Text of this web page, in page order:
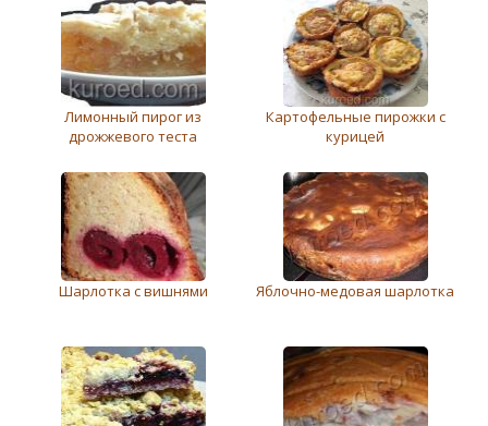
Лимонный пирог из
дрожжевого теста
Картофельные пирожки с
курицей
Шарлотка с вишнями Яблочно-медовая шарлотка